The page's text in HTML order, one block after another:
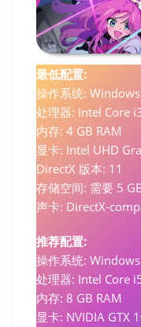
最低配置:
操作系统:
处理器: Intel Core
内存: 4 GB RAM
显卡: Intel UHD
DirectX 版本: 11
存储空间: 需要 5
声卡: DirectX-
推荐配置:
操作系统:
处理器: Intel Core
内存: 8 GB RAM
显卡: NVIDIA GTX